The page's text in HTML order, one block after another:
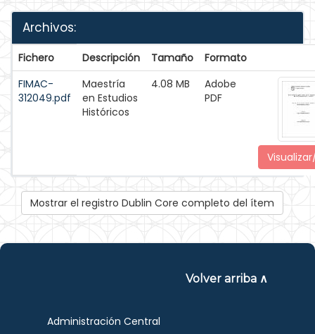
Archivos:
Fichero Descripción Tamaño
Formato
FIMAC-
312049.pdf
Maestría
en Estudios
Históricos
4.08 MB
Adobe
PDF
Mostrar el registro Dublin Core completo del ítem
Volver arriba ∧
Administración Central